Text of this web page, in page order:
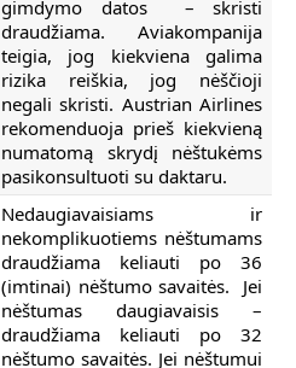
gimdymo datos – skristi
draudžiama. Aviakompanija
teigia, jog kiekviena galima
rizika reiškia, jog nėščioji
negali skristi. Austrian Airlines
rekomenduoja prieš kiekvieną
numatomą skrydį nėštukėms
pasikonsultuoti su daktaru.
Nedaugiavaisiams ir
nekomplikuotiems nėštumams
draudžiama keliauti po 36
(imtinai) nėštumo savaitės. Jei
nėštumas daugiavaisis –
draudžiama keliauti po 32
nėštumo savaitės. Jei nėštumui